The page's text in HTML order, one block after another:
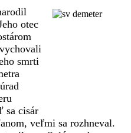
otec
smrti
sa cisár
veľmi sa rozhneval.